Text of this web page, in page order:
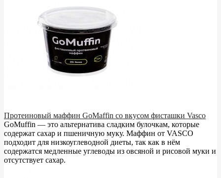
Протеиновый маффин GoMaffin со вкусом фисташки Vasco
GoMuffin — это альтернатива сладким булочкам, которые
содержат сахар и пшеничную муку. Маффин от VASCO
подходит для низкоуглеводной диеты, так как в нём
содержатся медленные углеводы из овсяной и рисовой муки и
отсутствует сахар.